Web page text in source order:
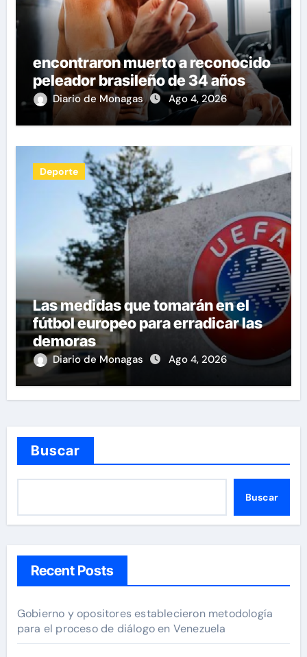
encontraron muerto a reconocido
peleador brasileño de 34 años
Diario de Monagas Ago 4, 2026
Deporte
Las medidas que tomarán en el
fútbol europeo para erradicar las
demoras
Diario de Monagas Ago 4, 2026
Buscar
Buscar
Recent Posts
Gobierno y opositores establecieron metodología
para el proceso de diálogo en Venezuela